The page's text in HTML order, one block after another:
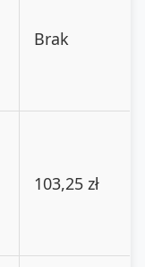
Brak
103,25 zł